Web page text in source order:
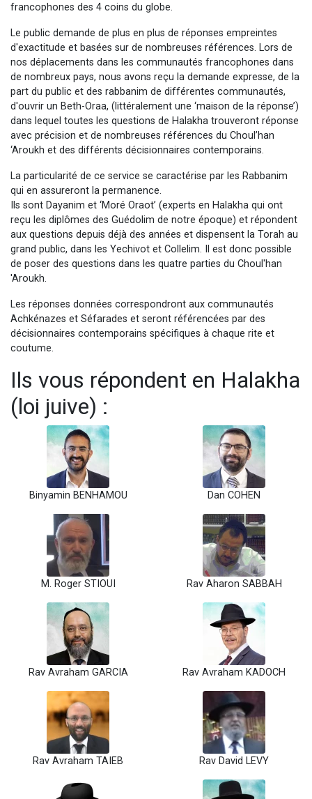
francophones des 4 coins du globe.
Le public demande de plus en plus de réponses empreintes
d'exactitude et basées sur de nombreuses références. Lors de
nos déplacements dans les communautés francophones dans
de nombreux pays, nous avons reçu la demande expresse, de la
part du public et des rabbanim de différentes communautés,
d'ouvrir un Beth-Oraa, (littéralement une ‘maison de la réponse’)
dans lequel toutes les questions de Halakha trouveront réponse
avec précision et de nombreuses références du Choul’han
‘Aroukh et des différents décisionnaires contemporains.
La particularité de ce service se caractérise par les Rabbanim
qui en assureront la permanence.
Ils sont Dayanim et ‘Moré Oraot’ (experts en Halakha qui ont
reçu les diplômes des Guédolim de notre époque) et répondent
aux questions depuis déjà des années et dispensent la Torah au
grand public, dans les Yechivot et Collelim. Il est donc possible
de poser des questions dans les quatre parties du Choul'han
'Aroukh.
Les réponses données correspondront aux communautés
Achkénazes et Séfarades et seront référencées par des
décisionnaires contemporains spécifiques à chaque rite et
coutume.
Ils vous répondent en Halakha
(loi juive) :
Binyamin BENHAMOU Dan COHEN
M. Roger STIOUI Rav Aharon SABBAH
Rav Avraham GARCIA Rav Avraham KADOCH
Rav Avraham TAIEB Rav David LEVY